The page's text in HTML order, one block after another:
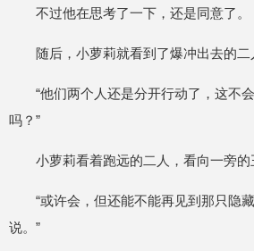
不过他在思考了一下，还是同意了。
随后，小萝莉就看到了爆冲出去的二
“他们两个人还是分开行动了，这不
吗？”
小萝莉看着跑远的二人，看向一旁的
“或许会，但还能不能再见到那只隐
说。”